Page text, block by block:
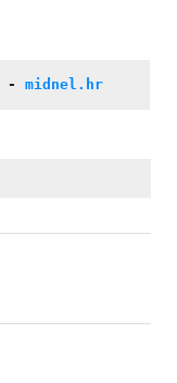
- midnel.hr